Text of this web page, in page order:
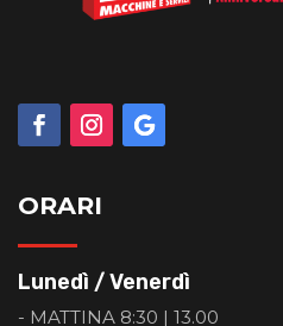
ORARI
Lunedì / Venerdì
- MATTINA 8:30 | 13.00